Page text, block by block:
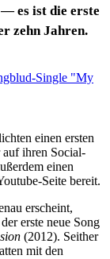
es ist die erste
zehn Jahren.
einen ersten
ihren Social-
einen
Seite bereit.
erscheint,
erste neue Song
(2012). Seither
mit den